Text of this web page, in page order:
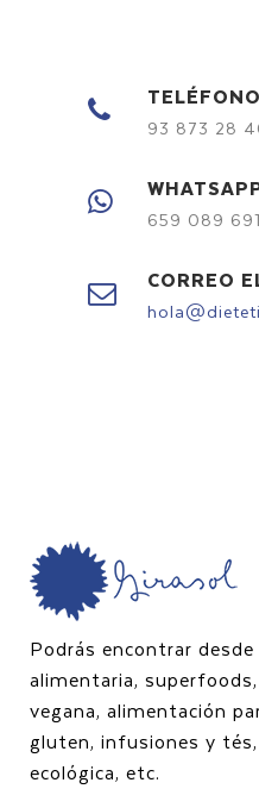
TELÉFONO
93 873 28
659 089 691
CORREO
Podrás encontrar
alimentaria,
vegana, alimentación
gluten, infusiones y
ecológica, etc.